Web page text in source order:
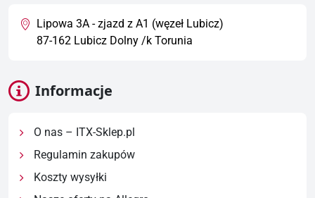
Lipowa 3A - zjazd z A1 (węzeł Lubicz)
87-162 Lubicz Dolny /k Torunia
Informacje
O nas – ITX-Sklep.pl
Regulamin zakupów
Koszty wysyłki